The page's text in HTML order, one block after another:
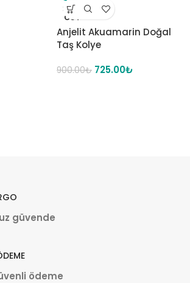
SOLD
OUT
Anjelit Akuamarin Doğal
Taş Kolye
900.00₺ 725.00₺
güvende
ödeme